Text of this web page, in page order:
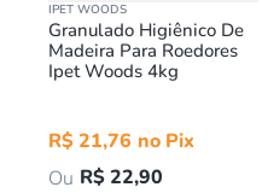
IPET WOODS
Granulado Higiênico De
Madeira Para Roedores
Ipet Woods 4kg
R$21,76
R$22,90